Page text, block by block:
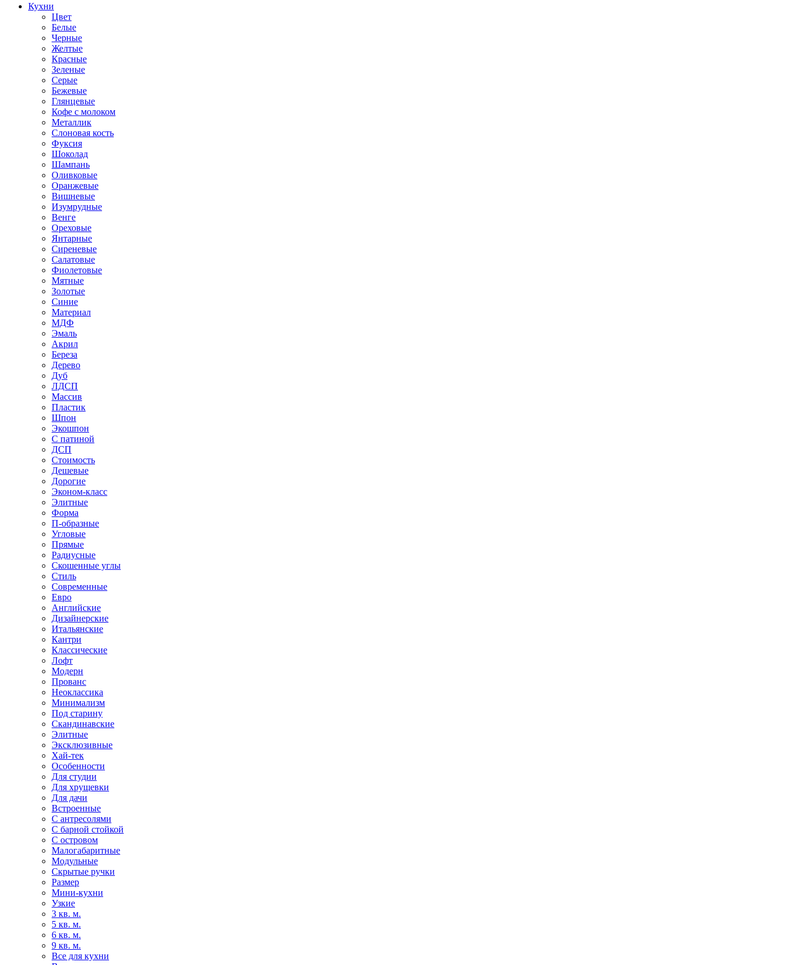
Кухни
Цвет
Белые
Черные
Желтые
Красные
Зеленые
Серые
Бежевые
Глянцевые
Кофе с молоком
Металлик
Слоновая кость
Фуксия
Шоколад
Шампань
Оливковые
Оранжевые
Вишневые
Изумрудные
Венге
Ореховые
Янтарные
Сиреневые
Салатовые
Фиолетовые
Мятные
Золотые
Синие
Материал
МДФ
Эмаль
Акрил
Береза
Дерево
Дуб
ЛДСП
Массив
Пластик
Шпон
Экошпон
С патиной
ДСП
Стоимость
Дешевые
Дорогие
Эконом-класс
Элитные
Форма
П-образные
Угловые
Прямые
Радиусные
Скошенные углы
Стиль
Современные
Евро
Английские
Дизайнерские
Итальянские
Кантри
Классические
Лофт
Модерн
Прованс
Неоклассика
Минимализм
Под старину
Скандинавские
Элитные
Эксклюзивные
Хай-тек
Особенности
Для студии
Для хрущевки
Для дачи
Встроенные
С антресолями
С барной стойкой
С островом
Малогабаритные
Модульные
Скрытые ручки
Размер
Мини-кухни
Узкие
3 кв. м.
5 кв. м.
6 кв. м.
9 кв. м.
Все для кухни